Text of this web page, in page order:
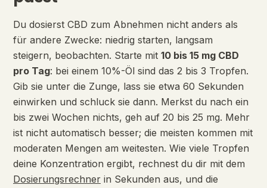
Du dosierst CBD zum Abnehmen nicht anders als
für andere Zwecke: niedrig starten, langsam
steigern, beobachten. Starte mit 10 bis 15 mg CBD
pro Tag: bei einem 10%-Öl sind das 2 bis 3 Tropfen.
Gib sie unter die Zunge, lass sie etwa 60 Sekunden
einwirken und schluck sie dann. Merkst du nach ein
bis zwei Wochen nichts, geh auf 20 bis 25 mg. Mehr
ist nicht automatisch besser; die meisten kommen mit
moderaten Mengen am weitesten. Wie viele Tropfen
deine Konzentration ergibt, rechnest du dir mit dem
Dosierungsrechner in Sekunden aus, und die